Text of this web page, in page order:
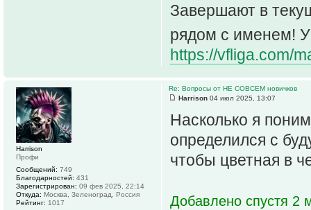
Завершают в
рядом с именем!
https://vfliga.com/
Re: Вопросы от НЕ СОВСЕМ новичков
Harrison 04 июл 2025, 13:07
Насколько я
определился с
чтобы цветная в
Добавлено спустя 2
Harrison
Профи
Сообщений: 749
Благодарностей: 431
Зарегистрирован: 09 фев 2025, 22:14
Откуда: Москва, Зеленоград, Россия
Рейтинг: 1017